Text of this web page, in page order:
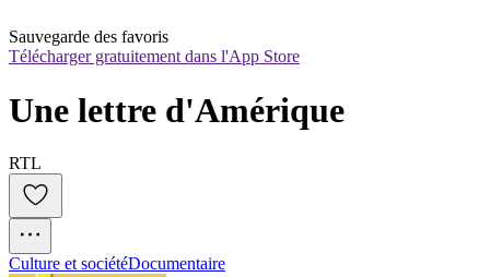
Sauvegarde des favoris
Télécharger gratuitement dans l'App Store
Une lettre d'Amérique
RTL
Culture et sociétéDocumentaire